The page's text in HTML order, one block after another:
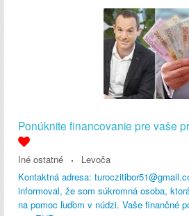
Ponúknite financovanie pre vaše
Iné ostatné
Levoča
Kontaktná adresa:
informoval, že som súkromná osoba,
na pomoc ľuďom v núdzi. Vaše finančné